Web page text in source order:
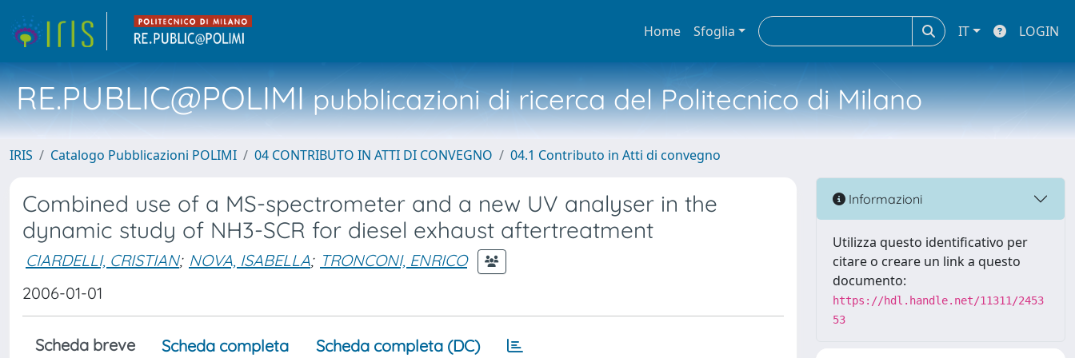
Home Sfoglia IT LOGIN
RE.PUBLIC@POLIMIpubblicazioni di ricerca del Politecnico di Milano
IRIS Catalogo Pubblicazioni POLIMI 04 CONTRIBUTO IN ATTI DI CONVEGNO 04.1 Contributo in Atti di convegno
Combined use of a MS-spectrometer and a new UV analyser in the
dynamic study of NH3-SCR for diesel exhaust aftertreatment
CIARDELLI, CRISTIAN; NOVA, ISABELLA; TRONCONI, ENRICO
2006-01-01
Scheda breve Scheda completa Scheda completa (DC)
Informazioni
Utilizza questo identificativo per
citare o creare un link a questo
documento:
https://hdl.handle.net/11311/2453
53